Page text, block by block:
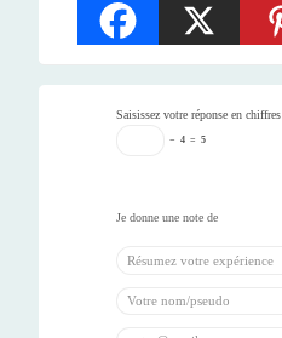
Saisissez votre réponse en chiffres
− 4 = 5